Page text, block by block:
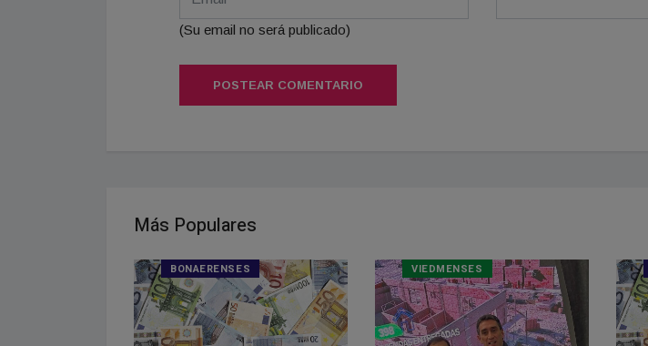
(Su email no será publicado)
POSTEAR COMENTARIO
Más Populares
BONAERENSES VIEDMENSES